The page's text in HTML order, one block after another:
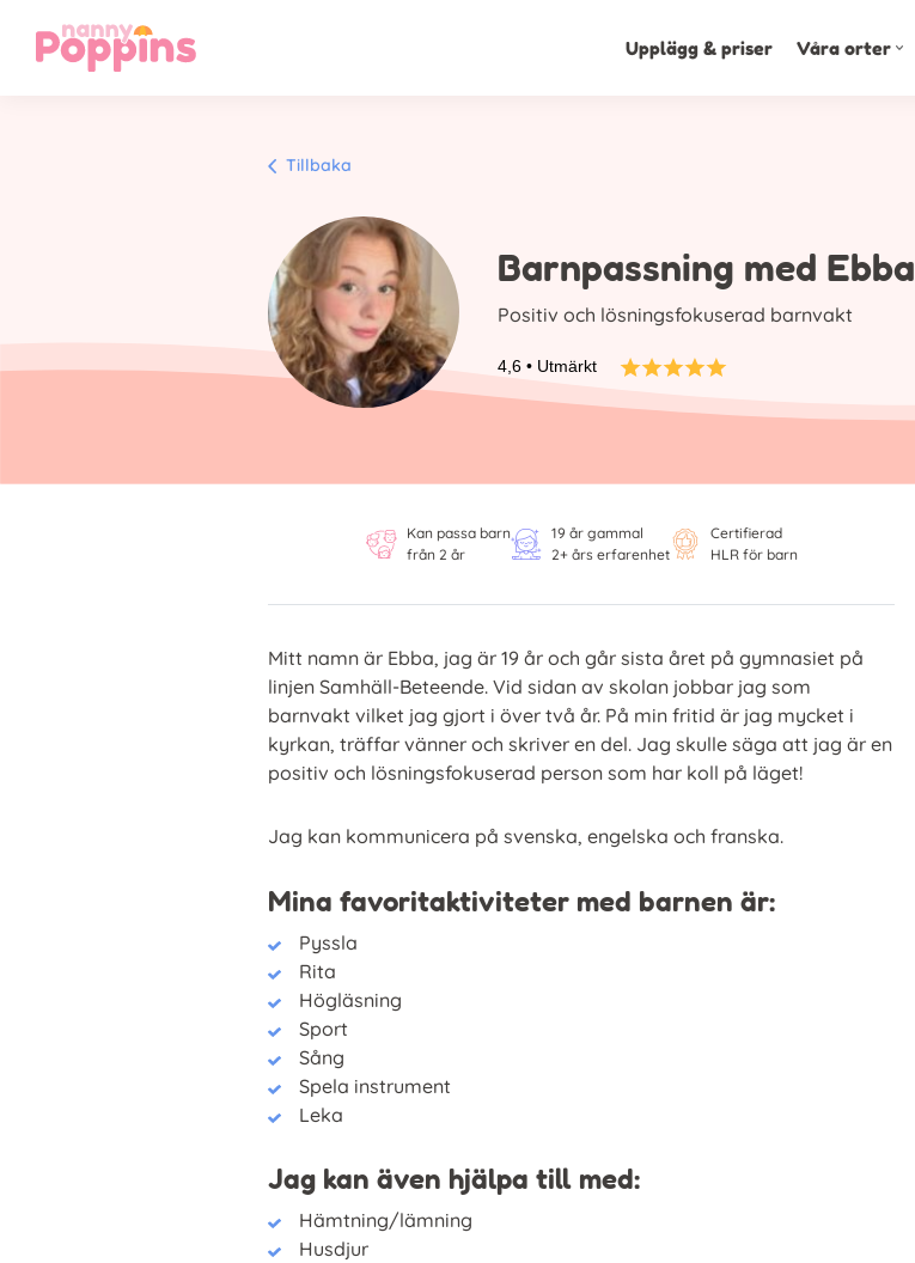
Upplägg & priser Våra orter
Tillbaka
Barnpassning med Ebba
Positiv och lösningsfokuserad barnvakt
4,6 • Utmärkt
Kan passa barn
från 2 år
19 år gammal
2+ års erfarenhet
Certifierad
HLR för barn
Mitt namn är Ebba, jag är 19 år och går sista året på gymnasiet på
linjen Samhäll-Beteende. Vid sidan av skolan jobbar jag som
barnvakt vilket jag gjort i över två år. På min fritid är jag mycket i
kyrkan, träffar vänner och skriver en del. Jag skulle säga att jag är en
positiv och lösningsfokuserad person som har koll på läget!
Jag kan kommunicera på svenska, engelska och franska.
Mina favoritaktiviteter med barnen är:
Pyssla
Rita
Högläsning
Sport
Sång
Spela instrument
Leka
Jag kan även hjälpa till med:
Hämtning/lämning
Husdjur